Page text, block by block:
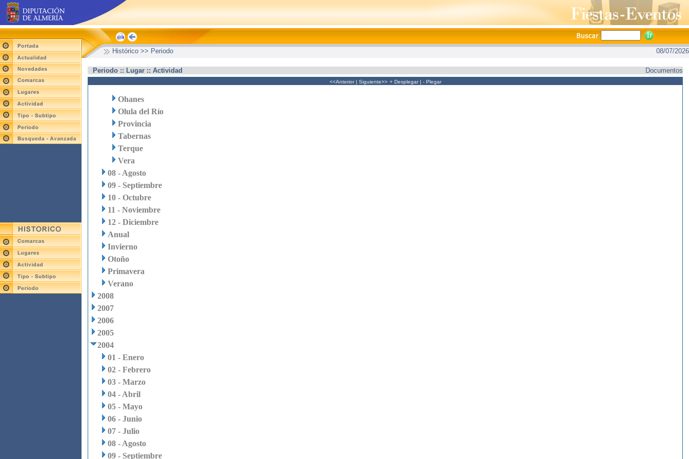
Histórico >> Periodo 08/07/2026
Periodo :: Lugar :: Actividad Documentos
<<Anterior| Siguiente>> + Desplegar| - Plegar
Ohanes
Olula del Río
Provincia
Tabernas
Terque
Vera
08 - Agosto
09 - Septiembre
10 - Octubre
11 - Noviembre
12 - Diciembre
Anual
Invierno
Otoño
Primavera
Verano
2008
2007
2006
2005
2004
01 - Enero
02 - Febrero
03 - Marzo
04 - Abril
05 - Mayo
06 - Junio
07 - Julio
08 - Agosto
09 - Septiembre